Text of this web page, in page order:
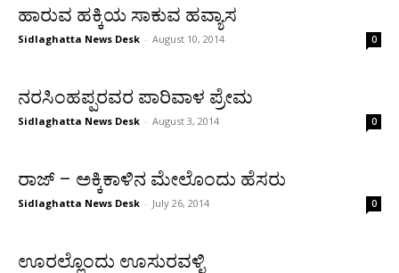
ಹಾರುವ ಹಕ್ಕಿಯ ಸಾಕುವ ಹವ್ಯಾಸ
Sidlaghatta News Desk - August 10, 2014 0
ನರಸಿಂಹಪ್ಪರವರ ಪಾರಿವಾಳ ಪ್ರೇಮ
Sidlaghatta News Desk - August 3, 2014 0
ರಾಜ್‌ – ಅಕ್ಕಿಕಾಳಿನ ಮೇಲೊಂದು ಹೆಸರು
Sidlaghatta News Desk - July 26, 2014 0
ಊರಲ್ಲೊಂದು ಊಸುರವಳ್ಳಿ